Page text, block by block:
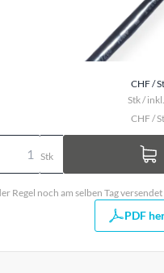
CHF /
Stk /
CHF /
Stk
Regel noch am selben Tag versendet
PDF